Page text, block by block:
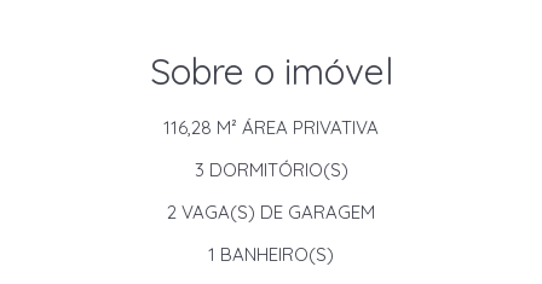
Sobre o imóvel
116,28 M² ÁREA PRIVATIVA
3 DORMITÓRIO(S)
2 VAGA(S) DE GARAGEM
1 BANHEIRO(S)